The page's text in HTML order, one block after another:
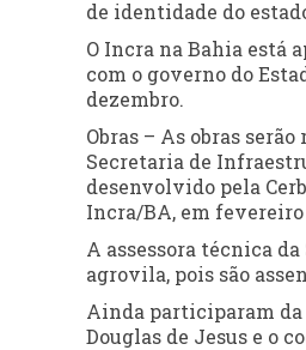
de identidade do
O Incra na Bahia está
com o governo do
dezembro.
Obras – As obras
Secretaria de
desenvolvido pela
Incra/BA, em fevereiro
A assessora técnica
agrovila, pois são
Ainda participaram da
Douglas de Jesus e o